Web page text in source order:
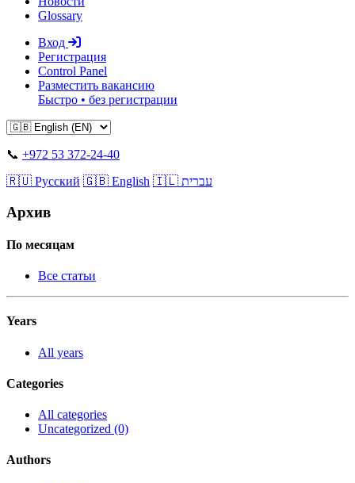
Glossary
Вход
Регистрация
Control Panel
Разместить вакансию
Быстро • без регистрации
📞 +972 53 372-24-40
🇷🇺 Русский 🇬🇧 English 🇮🇱 עברית
Архив
По месяцам
Все статьи
Years
All years
Categories
All categories
Uncategorized (0)
Authors